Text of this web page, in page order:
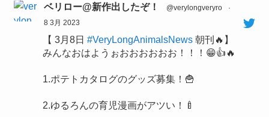
ベリロー@新作出したぞ！ @verylongveryro
·
8 3月 2023
【 3月8日 #VeryLongAnimalsNews朝刊🔥】
みんなおはようぉおおおおおお！！！😁👍🔥
1.ポテトカタログのグッズ募集！🍟
2.ゆるろんの育児漫画がアツい！🍼